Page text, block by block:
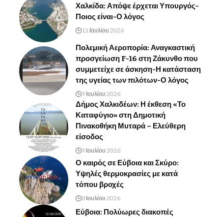
Χαλκίδα: Απόψε έρχεται Υπουργός-
Ποιος είναι-Ο λόγος
13 Ιουλίου 2026
Πολεμική Αεροπορία: Αναγκαστική
προσγείωση F-16 στη Ζάκυνθο που
συμμετείχε σε άσκηση-Η κατάσταση
της υγείας των πιλότων-Ο λόγος
9 Ιουλίου 2026
Δήμος Χαλκιδέων: Η έκθεση «Το
Καταφύγιο» στη Δημοτική
Πινακοθήκη Μυταρά – Ελεύθερη
είσοδος
9 Ιουλίου 2026
Ο καιρός σε Εύβοια και Σκύρο:
Υψηλές θερμοκρασίες με κατά
τόπου βροχές
8 Ιουλίου 2026
Εύβοια: Πολύωρες διακοπές